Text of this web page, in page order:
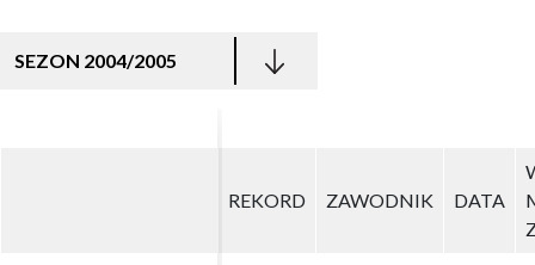
SEZON 2004/2005
REKORD ZAWODNIK DATA
REKORD ZAWODNIK DATA